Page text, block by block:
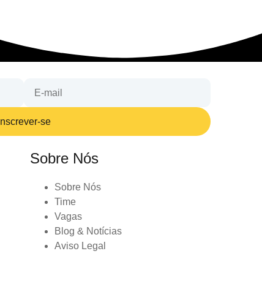
Inscrever-se
Sobre Nós
Sobre Nós
Time
Vagas
Blog & Notícias
Aviso Legal